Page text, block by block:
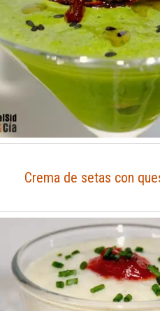
Crema de setas con